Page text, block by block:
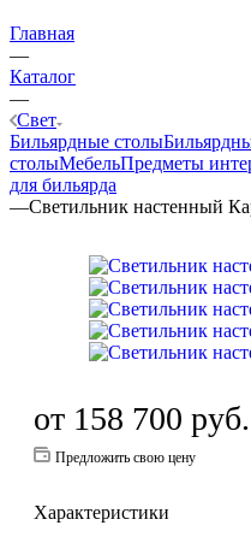
Главная
—
Каталог
—
Свет
Бильярдные столы
столыМебельПредметы
для бильярда
—Светильник настенный
от 158 700 руб.
Предложить свою цену
Характеристики